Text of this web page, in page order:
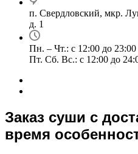
п. Свердловский, мкр.
д. 1
Пн. – Чт.: с 12:00 до 23:00
Пт. Сб. Вс.: с 12:00 до
Заказ суши с
время